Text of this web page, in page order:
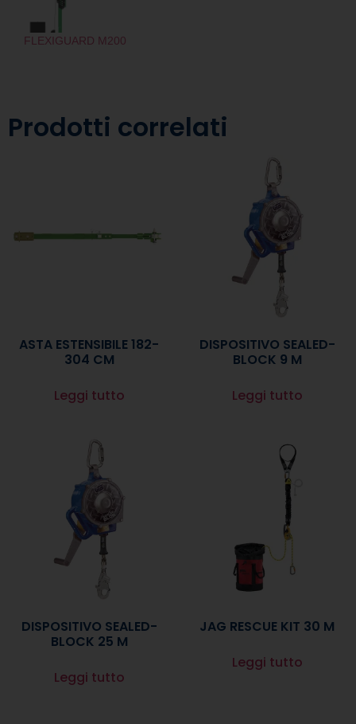
FLEXIGUARD M200
Prodotti correlati
ASTA ESTENSIBILE 182-
304 CM
Leggi tutto
DISPOSITIVO SEALED-
BLOCK 9 M
Leggi tutto
DISPOSITIVO SEALED-
BLOCK 25 M
Leggi tutto
JAG RESCUE KIT 30 M
Leggi tutto